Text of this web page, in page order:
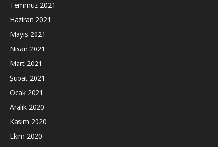
Temmuz 2021
Haziran 2021
Mayıs 2021
Nisan 2021
Mart 2021
Şubat 2021
Ocak 2021
Aralık 2020
Kasım 2020
Ekim 2020